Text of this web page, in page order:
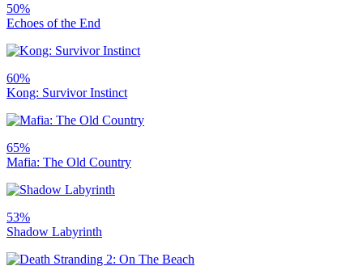
50%
Echoes of the End
60%
Kong: Survivor Instinct
65%
Mafia: The Old Country
53%
Shadow Labyrinth